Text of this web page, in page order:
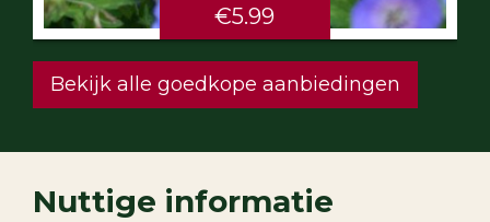
€5.99
Bekijk alle goedkope aanbiedingen
Nuttige informatie